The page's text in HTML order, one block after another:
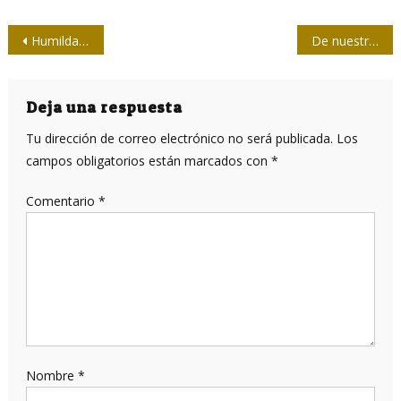
Navegación
entradas
Humildad y locución: binomio esencial De nuestra prensa: Productos del agro, el amplio espacio en que no están
Deja una respuesta
Tu dirección de correo electrónico no será publicada. Los
campos obligatorios están marcados con *
Comentario *
Nombre *